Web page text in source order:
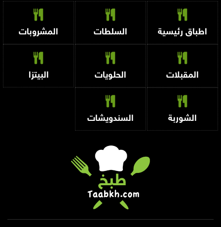
اطباق رئيسية السلطات المشروبات
المقبلات الحلويات البيتزا
الشوربة السندويشات